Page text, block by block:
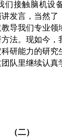
们接触脑机设
发言，当然了
导我们专业领
法。现如今，
研能力的研
队里继续认真
（二）